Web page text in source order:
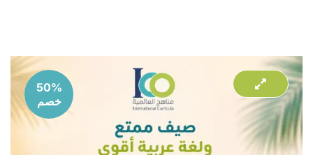
50%
خصم